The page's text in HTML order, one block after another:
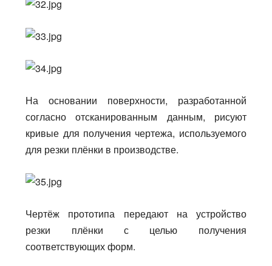
На основании поверхности, разработанной
согласно отсканированным данным, рисуют
кривые для получения чертежа, используемого
для резки плёнки в производстве.
Чертёж прототипа передают на устройство
резки плёнки с целью получения
соответствующих форм.